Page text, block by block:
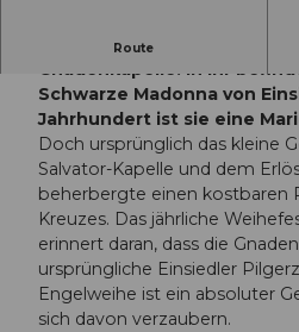
Route
Die Engelweihe ist das
Gnadenkapelle. In ihr
Schwarze Madonna von
Jahrhundert ist sie eine
Doch ursprünglich das kleine
Salvator-Kapelle und dem
beherbergte einen kostbaren
Kreuzes. Das jährliche
erinnert daran, dass die
ursprüngliche Einsiedler
Engelweihe ist ein absoluter
sich davon verzaubern.